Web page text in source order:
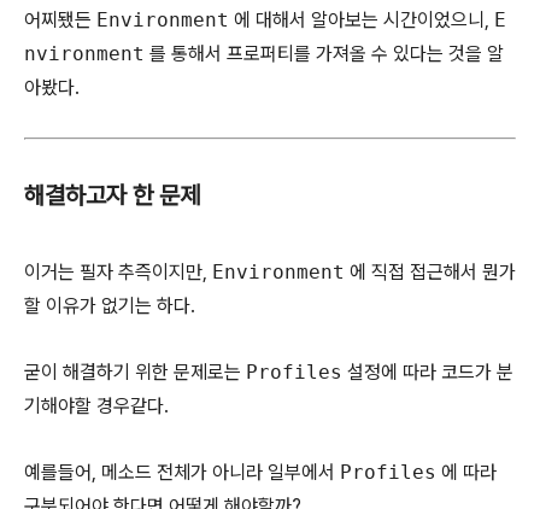
어찌됐든 Environment 에 대해서 알아보는 시간이었으니, E
nvironment 를 통해서 프로퍼티를 가져올 수 있다는 것을 알
아봤다.
해결하고자 한 문제
이거는 필자 추즉이지만, Environment 에 직접 접근해서 뭔가
할 이유가 없기는 하다.
굳이 해결하기 위한 문제로는 Profiles 설정에 따라 코드가 분
기해야할 경우같다.
예를들어, 메소드 전체가 아니라 일부에서 Profiles 에 따라